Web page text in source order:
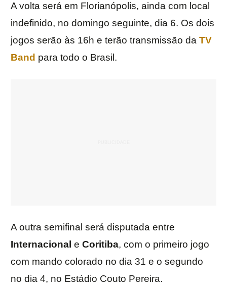
A volta será em Florianópolis, ainda com local
indefinido, no domingo seguinte, dia 6. Os dois
jogos serão às 16h e terão transmissão da TV
Band para todo o Brasil.
A outra semifinal será disputada entre
Internacional e Coritiba, com o primeiro jogo
com mando colorado no dia 31 e o segundo
no dia 4, no Estádio Couto Pereira.